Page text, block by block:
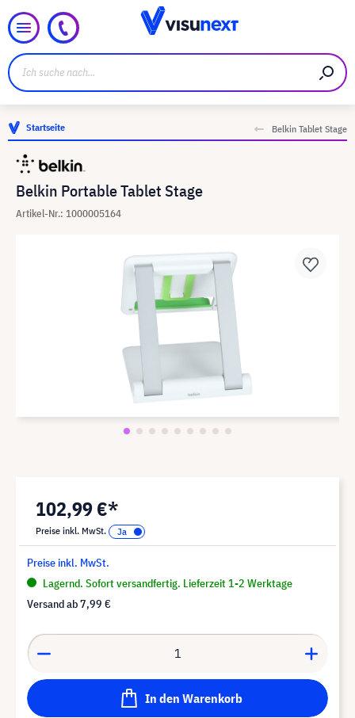
Startseite Belkin Tablet Stage
Belkin Portable Tablet Stage
Artikel-Nr.: 1000005164
102,99 €*
Preise inkl. MwSt.
Preise inkl. MwSt.
Lagernd. Sofort versandfertig. Lieferzeit 1-2 Werktage
Versand ab7,99 €
In den Warenkorb